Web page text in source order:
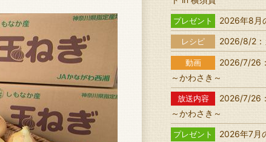
プレゼント 2026年8月
レシピ 2026/8/2：
動画
2026/7/26
～かわさき～
放送内容
2026/7/26
～かわさき～
プレゼント 2026年7月